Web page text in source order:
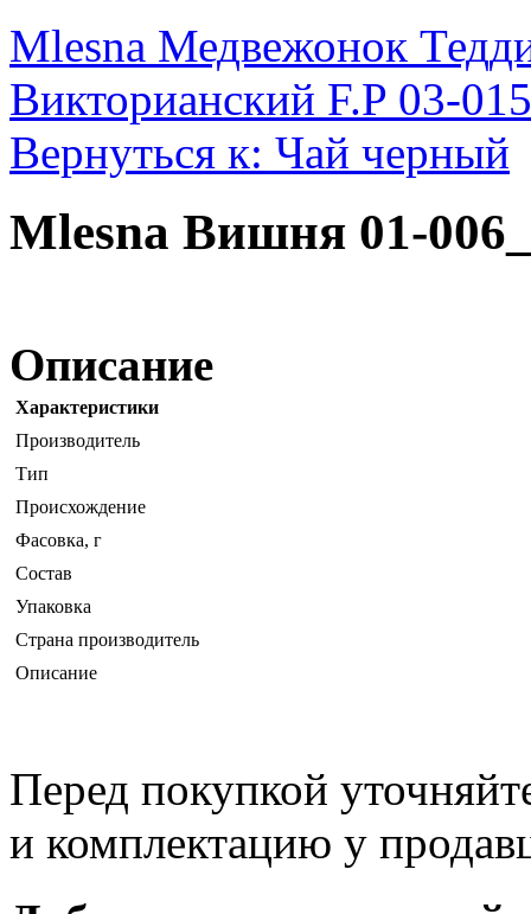
Mlesna Медвежонок
Викторианский F.P 03-
Вернуться к: Чай черный
Mlesna Вишня 01-
Описание
Характеристики
Производитель
Тип
Происхождение
Фасовка, г
Состав
Упаковка
Страна производитель
Описание
Перед покупкой
и комплектацию у